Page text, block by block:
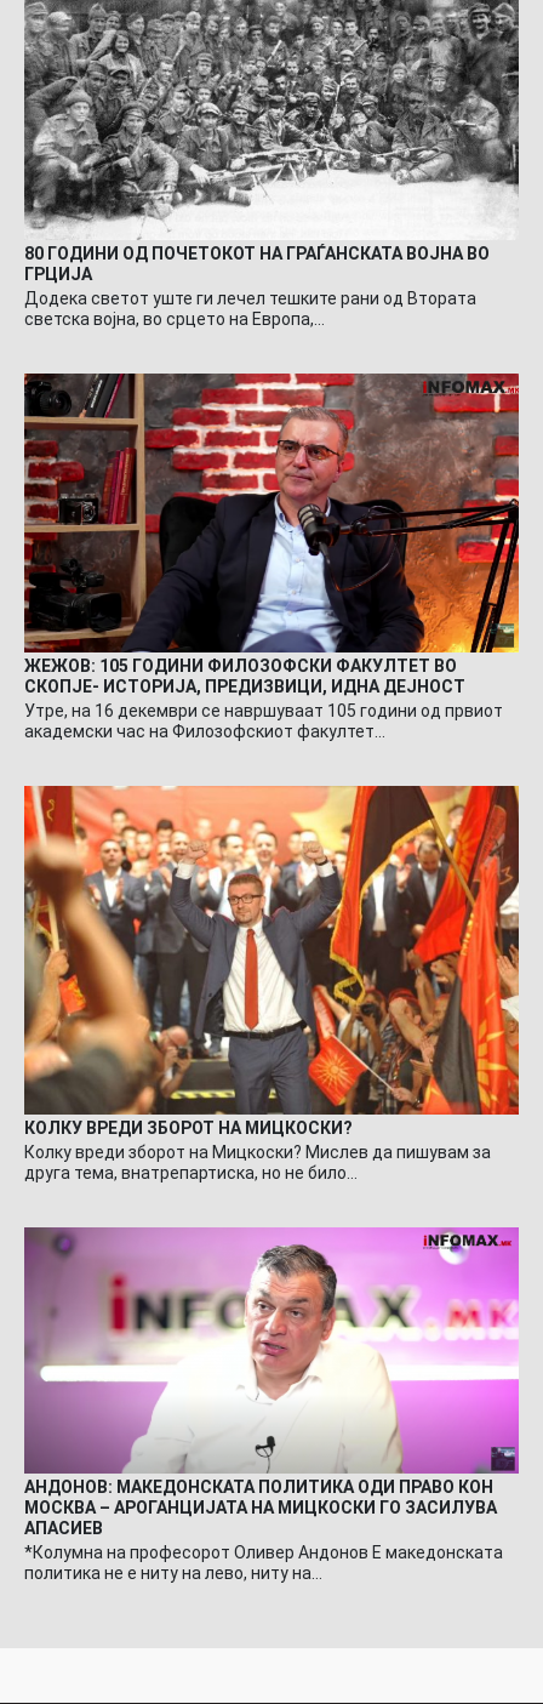
80 ГОДИНИ ОД ПОЧЕТОКОТ НА ГРАЃАНСКАТА ВОЈНА ВО
ГРЦИЈА
Додека светот уште ги лечел тешките рани од Втората
светска војна, во срцето на Европа,…
ЖЕЖОВ: 105 ГОДИНИ ФИЛОЗОФСКИ ФАКУЛТЕТ ВО
СКОПЈЕ- ИСТОРИЈА, ПРЕДИЗВИЦИ, ИДНА ДЕЈНОСТ
Утре, на 16 декември се навршуваат 105 години од првиот
академски час на Филозофскиот факултет…
КОЛКУ ВРЕДИ ЗБОРОТ НА МИЦКОСКИ?
Колку вреди зборот на Мицкоски? Мислев да пишувам за
друга тема, внатрепартиска, но не било…
АНДОНОВ: МАКЕДОНСКАТА ПОЛИТИКА ОДИ ПРАВО КОН
МОСКВА – АРОГАНЦИЈАТА НА МИЦКОСКИ ГО ЗАСИЛУВА
АПАСИЕВ
*Колумна на професорот Оливер Андонов Е македонската
политика не е ниту на лево, ниту на…